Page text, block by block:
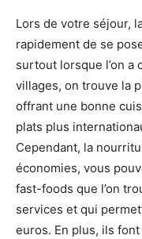
Lors de votre séjour,
rapidement de se
surtout lorsque l’on a
villages, on trouve la
offrant une bonne
plats plus
Cependant, la
économies, vous
fast-foods que l’on
services et qui
euros. En plus, ils